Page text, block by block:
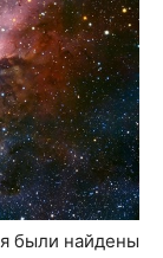
были найдены